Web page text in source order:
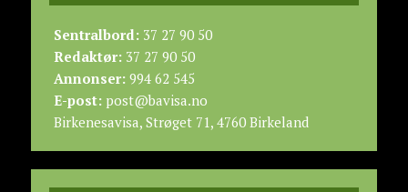
Sentralbord:37 27 90 50
Redaktør:37 27 90 50
Annonser:994 62 545
E-post:post@bavisa.no
Birkenesavisa, Strøget 71, 4760 Birkeland